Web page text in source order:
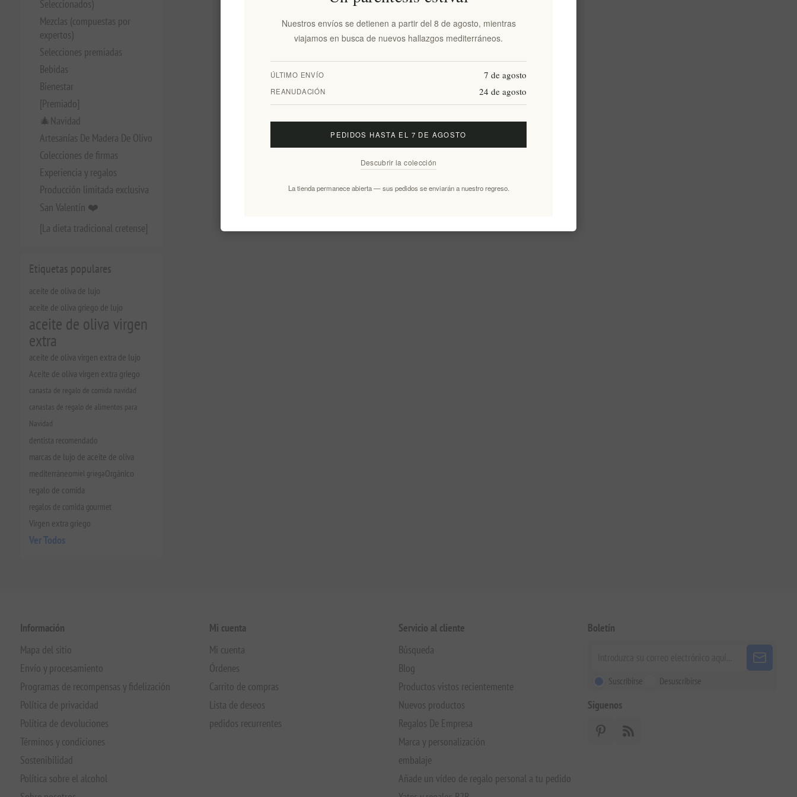
Seleccionados)
Mezclas (compuestas por
expertos)
Selecciones premiadas
Bebidas
Bienestar
[Premiado]
🎄Navidad
Artesanías De Madera De Olivo
Colecciones de firmas
Experiencia y regalos
Producción limitada exclusiva
San Valentín ❤️
[La dieta tradicional cretense]
Etiquetas populares
aceite de oliva de lujo
aceite de oliva griego de lujo
aceite de oliva virgen
extra
aceite de oliva virgen extra de lujo
Aceite de oliva virgen extra griego
canasta de regalo de comida navidad
canastas de regalo de alimentos para
Navidad
dentista recomendado
marcas de lujo de aceite de oliva
mediterráneomiel griegaOrgánico
regalo de comida
regalos de comida gourmet
Virgen extra griego
Ver Todos
Información
Mapa del sitio
Envío y procesamiento
Programas de recompensas y fidelización
Política de privacidad
Política de devoluciones
Términos y condiciones
Sostenibilidad
Política sobre el alcohol
Mi cuenta
Mi cuenta
Órdenes
Carrito de compras
Lista de deseos
pedidos recurrentes
Servicio al cliente
Búsqueda
Blog
Productos vistos recientemente
Nuevos productos
Regalos De Empresa
Marca y personalización
embalaje
Añade un vídeo de regalo personal a tu pedido
Boletín
Suscribirse Desuscribirse
Siguenos
Nuestros envíos se detienen a partir del 8 de agosto, mientras
viajamos en busca de nuevos hallazgos mediterráneos.
ÚLTIMO ENVÍO 7 de agosto
REANUDACIÓN 24 de agosto
PEDIDOS HASTA EL 7 DE AGOSTO
Descubrir la colección
La tienda permanece abierta — sus pedidos se enviarán a nuestro regreso.